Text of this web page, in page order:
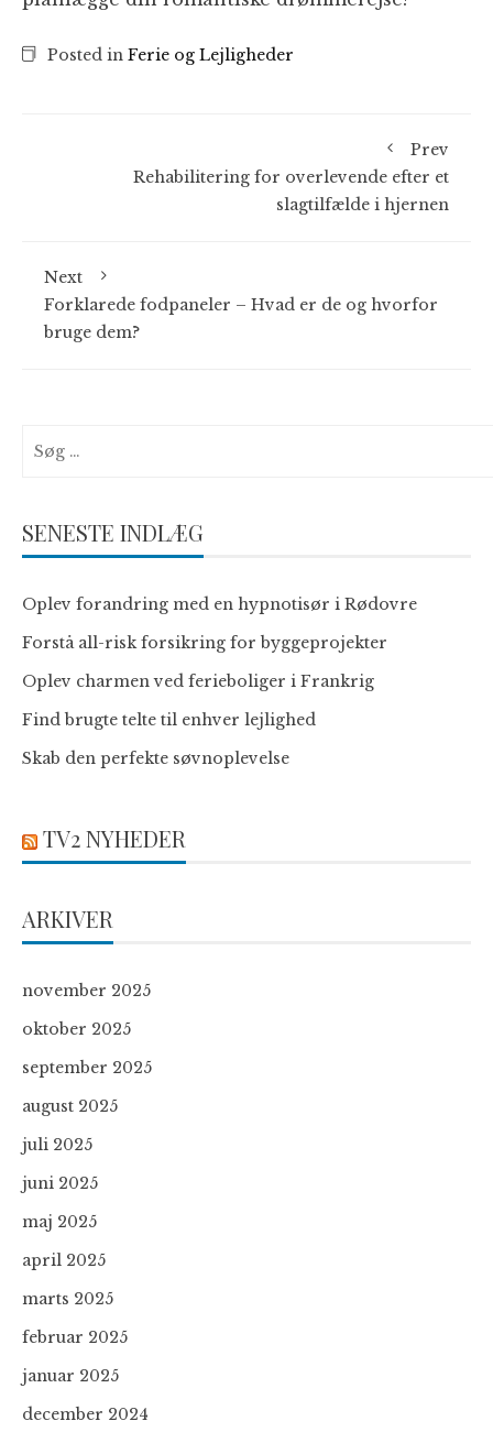
Posted in Ferie og Lejligheder
Prev
Rehabilitering for overlevende efter et
slagtilfælde i hjernen
Next
Forklarede fodpaneler – Hvad er de og hvorfor
bruge dem?
efter:
SENESTE INDLÆG
Oplev forandring med en hypnotisør i Rødovre
Forstå all-risk forsikring for byggeprojekter
Oplev charmen ved ferieboliger i Frankrig
Find brugte telte til enhver lejlighed
Skab den perfekte søvnoplevelse
TV2 NYHEDER
ARKIVER
november 2025
oktober 2025
september 2025
august 2025
juli 2025
juni 2025
maj 2025
april 2025
marts 2025
februar 2025
januar 2025
december 2024